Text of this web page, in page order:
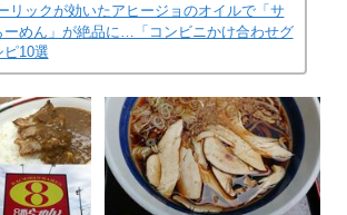
リックが効いたアヒージョのオイルで「サ
ーめん」が絶品に…「コンビニかけ合わせグ
ピ10選